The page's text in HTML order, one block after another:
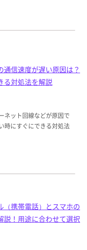
通信速度が遅い原因は？
る対処法を解説
ネット回線などが原因で
時にすぐにできる対処法
（携帯電話）とスマホの
説！用途に合わせて選択